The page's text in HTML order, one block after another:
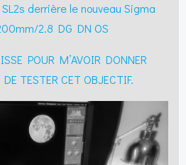
derrière le nouveau Sigma
2.8 DG DN OS
POUR M’AVOIR DONNER
DE TESTER CET OBJECTIF.